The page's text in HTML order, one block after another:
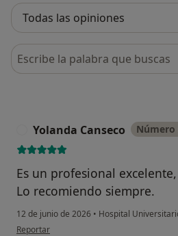
Busca en opiniones
Yolanda Canseco
Es un profesional
Lo recomiendo siempre.
12 de junio de 2026 • Hospital
en opinión del usuario Yolanda Canseco
Reportar